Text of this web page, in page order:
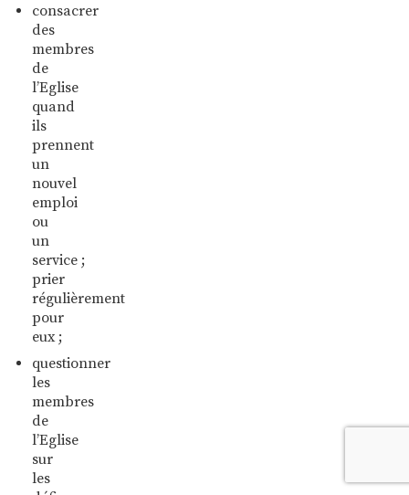
consacrer
des
membres
de
l’Eglise
quand
ils
prennent
un
nouvel
emploi
ou
un
service ;
prier
régulièrement
pour
eux ;
questionner
les
membres
de
l’Eglise
sur
les